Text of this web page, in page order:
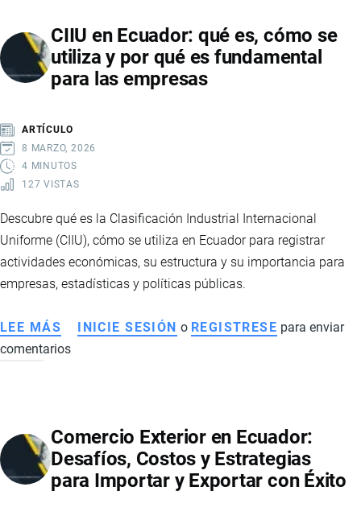
CIIU en Ecuador: qué es, cómo se
utiliza y por qué es fundamental
para las empresas
ARTÍCULO
8 MARZO, 2026
4 MINUTOS
127 VISTAS
Descubre qué es la Clasificación Industrial Internacional
Uniforme (CIIU), cómo se utiliza en Ecuador para registrar
actividades económicas, su estructura y su importancia para
empresas, estadísticas y políticas públicas.
LEE MÁS SOBRE
CIIU
ES,
CÓMO
SE
INICIE SESIÓN o REGISTRESE para enviar
comentarios
Comercio Exterior en Ecuador:
Desafíos, Costos y Estrategias
para Importar y Exportar con Éxito